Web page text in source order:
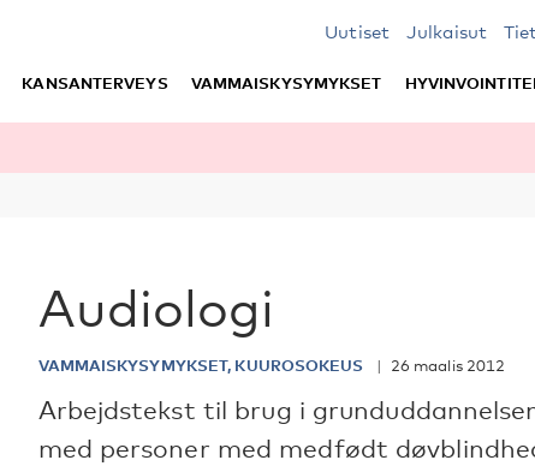
Uutiset Julkaisut
KANSANTERVEYS VAMMAISKYSYMYKSET
Audiologi
VAMMAISKYSYMYKSET, KUUROSOKEUS 26 maalis 2012
Arbejdstekst til brug i
med personer med medfødt